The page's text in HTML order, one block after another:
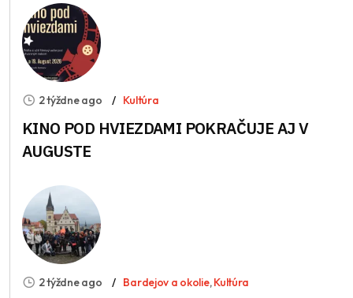
2 týždne ago Kultúra
KINO POD HVIEZDAMI POKRAČUJE AJ V
AUGUSTE
2 týždne ago Bardejov a okolie,Kultúra